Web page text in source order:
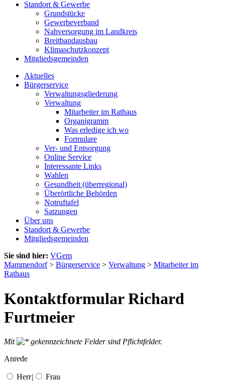
Standort & Gewerbe
Grundstücke
Gewerbeverband
Nahversorgung im Landkreis
Breitbandausbau
Klimaschutzkonzept
Mitgliedsgemeinden
Aktuelles
Bürgerservice
Verwaltungsgliederung
Verwaltung
Mitarbeiter im Rathaus
Organigramm
Was erledige ich wo
Formulare
Ver- und Entsorgung
Online Service
Interessante Links
Wahlen
Gesundheit (überregional)
Überörtliche Behörden
Notruftafel
Satzungen
Über uns
Standort & Gewerbe
Mitgliedsgemeinden
Sie sind hier: VGem
Mammendorf> Bürgerservice > Verwaltung > Mitarbeiter im
Rathaus
Kontaktformular Richard
Furtmeier
Mit
gekennzeichnete Felder sind Pflichtfelder.
Anrede
Herr| Frau